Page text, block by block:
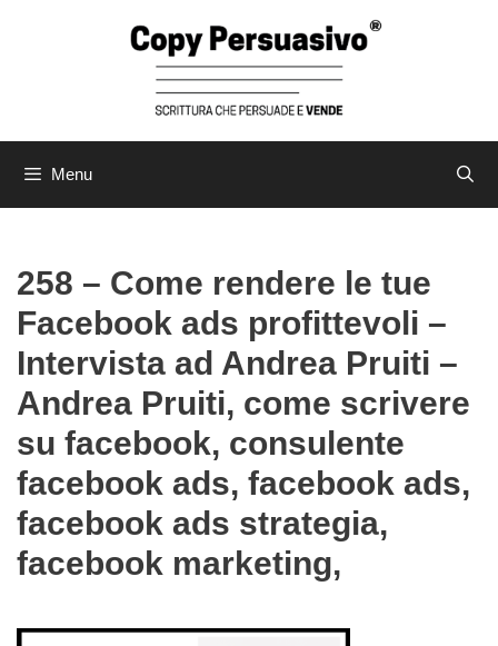
Menu
258 – Come rendere le tue
Facebook ads profittevoli –
Intervista ad Andrea Pruiti –
Andrea Pruiti, come scrivere
su facebook, consulente
facebook ads, facebook ads,
facebook ads strategia,
facebook marketing,